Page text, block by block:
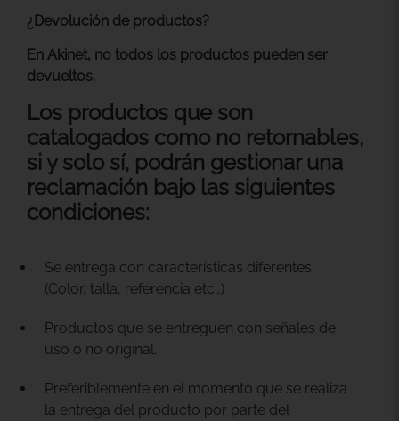
¿Devolución de productos?
En Akinet, no todos los productos pueden ser
devueltos.
Los productos que son
catalogados como no retornables,
si y solo sí, podrán gestionar una
reclamación bajo las siguientes
condiciones:
Se entrega con características diferentes
(Color, talla, referencia etc…)
Productos que se entreguen con señales de
uso o no original.
Preferiblemente en el momento que se realiza
la entrega del producto por parte del